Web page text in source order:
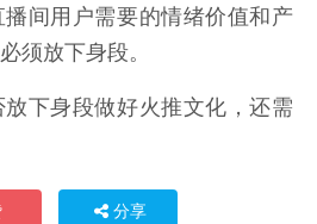
间用户需要的情绪价值和产
须放下身段。
下身段做好火推文化，还需
分享